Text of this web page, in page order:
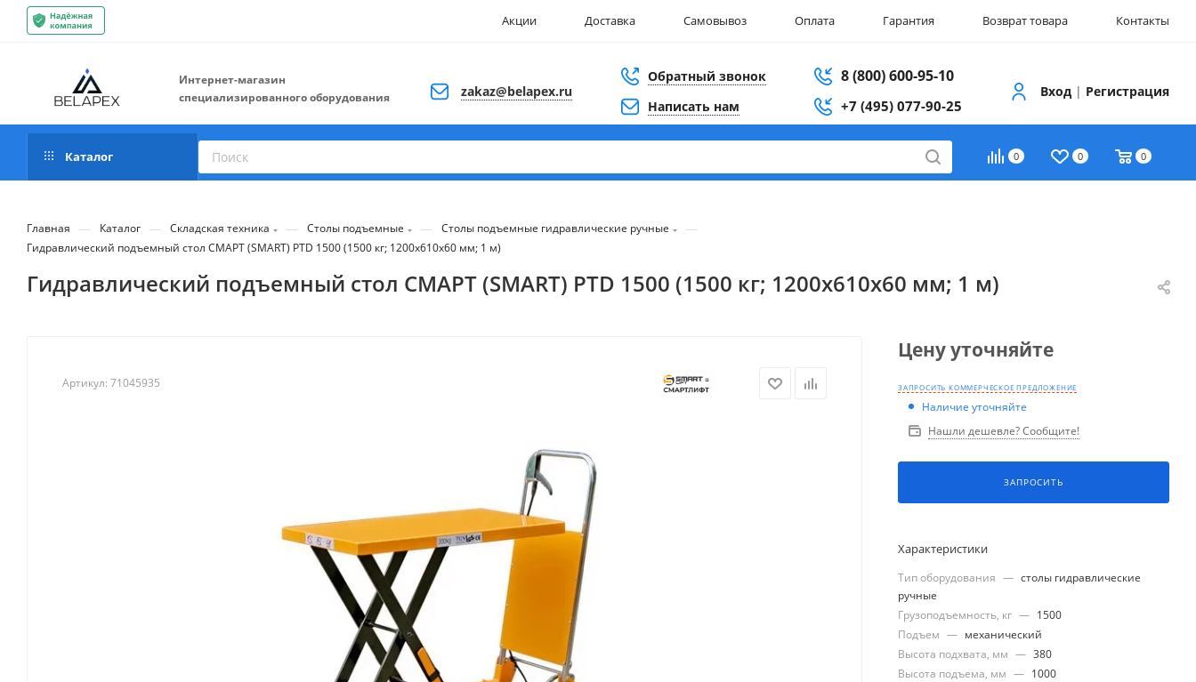
Акции Доставка Самовывоз Оплата Гарантия Возврат товара Контакты
Интернет-магазин
специализированного оборудования
zakaz@belapex.ru
Обратный звонок
Написать нам
8 (800) 600-95-10
+7 (495) 077-90-25
Вход | Регистрация
0 0 0
Каталог
Главная — Каталог — Складская техника — Столы подъемные — Столы подъемные гидравлические ручные —
Гидравлический подъемный стол СМАРТ (SMART) PTD 1500 (1500 кг; 1200х610х60 мм; 1 м)
Гидравлический подъемный стол СМАРТ (SMART) PTD 1500 (1500 кг; 1200х610х60 мм; 1 м)
Артикул: 71045935
Цену уточняйте
ЗАПРОСИТЬ КОММЕРЧЕСКОЕ ПРЕДЛОЖЕНИЕ
Наличие уточняйте
Нашли дешевле? Сообщите!
ЗАПРОСИТЬ
Характеристики
Тип оборудования — столы гидравлические
ручные
Грузоподъемность, кг — 1500
Подъем — механический
Высота подхвата, мм — 380
Высота подъема, мм — 1000